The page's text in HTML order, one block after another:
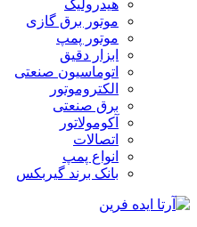
هیدرولیک
موتور برق گازی
موتور پمپ
ابزار دقیق
اتوماسیون صنعتی
الکتروموتور
برق صنعتی
آکومولاتور
اتصالات
انواع پمپ
بانک برند گیربکس